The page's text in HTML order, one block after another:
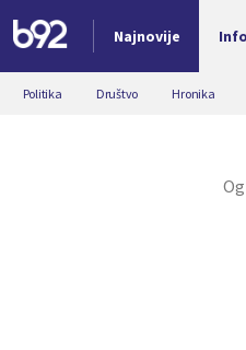
Najnovije Info
Nova vest
Politika Društvo Hronika